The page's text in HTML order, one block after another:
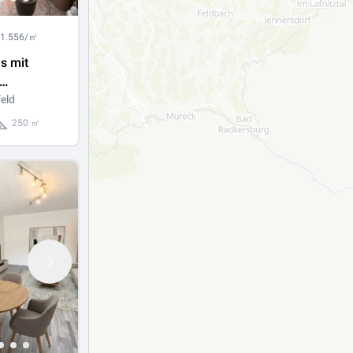
㎡
mit
- Ideal
250 ㎡